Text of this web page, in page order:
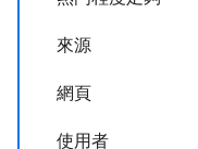
來源
網頁
使用者